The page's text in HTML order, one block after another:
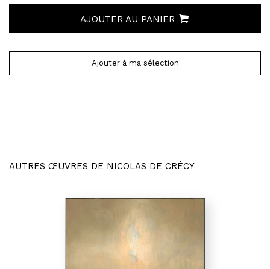
AJOUTER AU PANIER
Ajouter à ma sélection
AUTRES ŒUVRES DE NICOLAS DE CRÉCY